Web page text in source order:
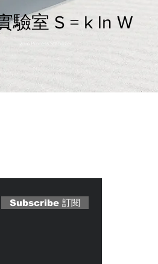
驗室 S = k ln W
2nm Process Stabilizer
Subscribe 訂閱